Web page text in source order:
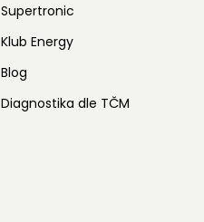
Supertronic
Klub Energy
Blog
Diagnostika dle TČM